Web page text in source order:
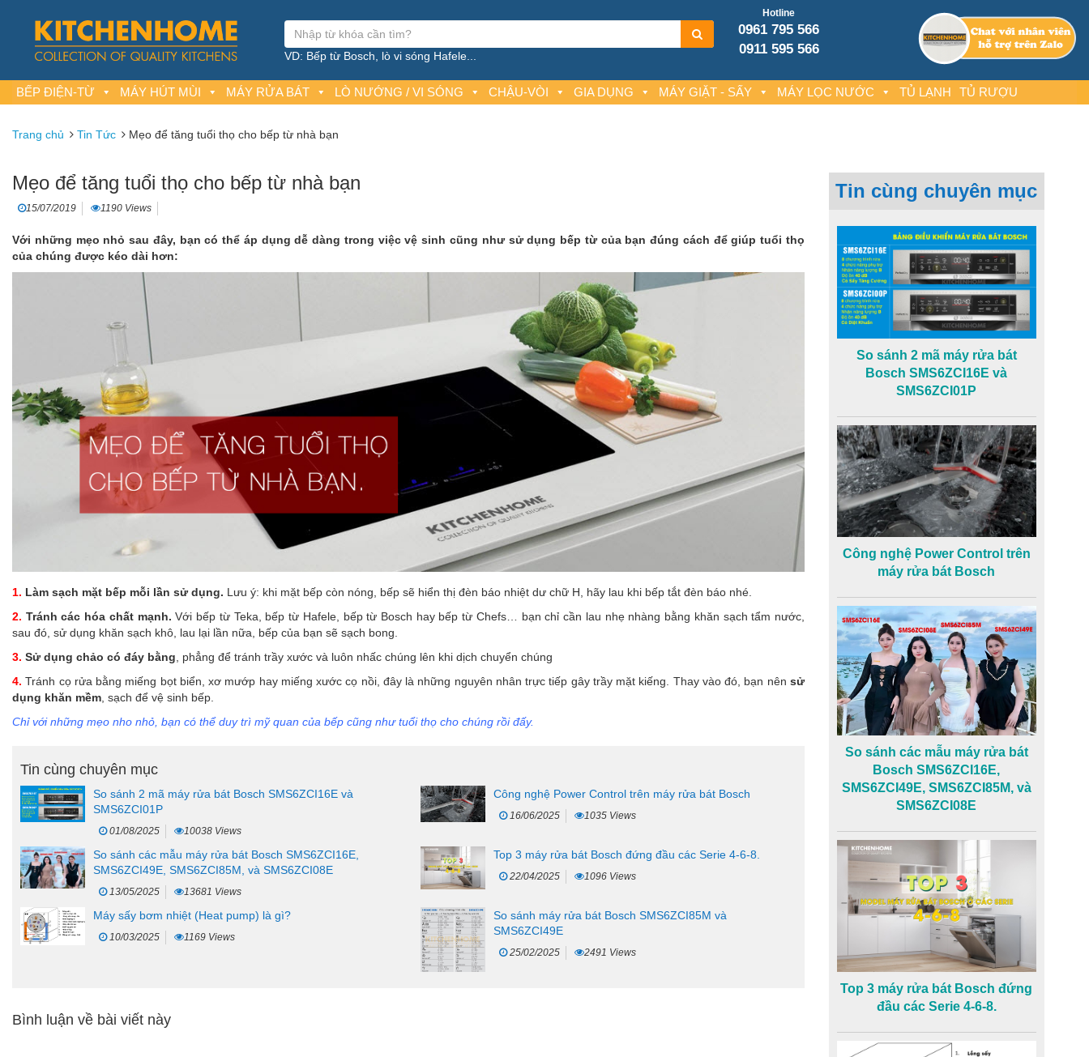
Hotline
0961 795 566
0911 595 566
VD: Bếp từ Bosch, lò vi sóng Hafele...
BẾP ĐIỆN-TỪ MÁY HÚT MÙI MÁY RỬA BÁT LÒ NƯỚNG / VI SÓNG CHẬU-VÒI GIA DỤNG MÁY GIẶT - SẤY MÁY LỌC NƯỚC TỦ LẠNH TỦ RƯỢU
Trang chủ Tin Tức Mẹo để tăng tuổi thọ cho bếp từ nhà bạn
Mẹo để tăng tuổi thọ cho bếp từ nhà bạn
15/07/2019 1190 Views
Với những mẹo nhỏ sau đây, bạn có thể áp dụng dễ dàng trong việc vệ sinh cũng như sử dụng bếp từ của bạn đúng cách để giúp tuổi thọ
của chúng được kéo dài hơn:
1. Làm sạch mặt bếp mỗi lần sử dụng. Lưu ý: khi mặt bếp còn nóng, bếp sẽ hiển thị đèn báo nhiệt dư chữ H, hãy lau khi bếp tắt đèn báo nhé.
2. Tránh các hóa chất mạnh. Với bếp từ Teka bếp từ Hafele, bếp từ Bosch hay bếp từ Chefs… bạn chỉ cần lau nhẹ nhàng bằng khăn sạch tẩm nước,
sau đó, sử dụng khăn sạch khô, lau lại lần nữa, bếp của bạn sẽ sạch bong.
3. Sử dụng chảo có đáy bằng , phẳng để tránh trầy xước và luôn nhấc chúng lên khi dịch chuyển chúng
4. Tránh cọ rửa bằng miếng bọt biển, xơ mướp hay miếng xước cọ nồi, đây là những nguyên nhân trực tiếp gây trầy mặt kiếng. Thay vào đó, bạn nên sử
dụng khăn mềm , sạch để vệ sinh bếp.
Chỉ với những mẹo nho nhỏ, bạn có thể duy trì mỹ quan của bếp cũng như tuổi thọ cho chúng rồi đấy.
Tin cùng chuyên mục
So sánh 2 mã máy rửa bát Bosch SMS6ZCI16E và
SMS6ZCI01P
01/08/2025 10038 Views
Công nghệ Power Control trên máy rửa bát Bosch
16/06/2025 1035 Views
So sánh các mẫu máy rửa bát Bosch SMS6ZCI16E,
SMS6ZCI49E, SMS6ZCI85M, và SMS6ZCI08E
13/05/2025 13681 Views
Top 3 máy rửa bát Bosch đứng đầu các Serie 4-6-8.
22/04/2025 1096 Views
Máy sấy bơm nhiệt (Heat pump) là gì?
10/03/2025 1169 Views
So sánh máy rửa bát Bosch SMS6ZCI85M và
SMS6ZCI49E
25/02/2025 2491 Views
Bình luận về bài viết này
Tin cùng chuyên mục
So sánh 2 mã máy rửa bát
Bosch SMS6ZCI16E và
SMS6ZCI01P
Công nghệ Power Control trên
máy rửa bát Bosch
So sánh các mẫu máy rửa bát
Bosch SMS6ZCI16E,
SMS6ZCI49E, SMS6ZCI85M, và
SMS6ZCI08E
Top 3 máy rửa bát Bosch đứng
đầu các Serie 4-6-8.